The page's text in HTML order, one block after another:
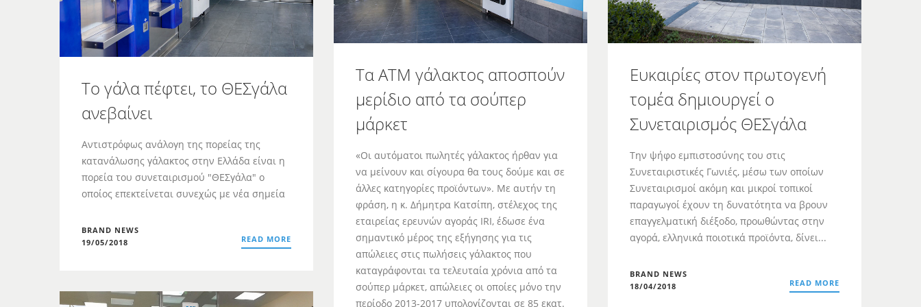
To γάλα πέφτει, το ΘΕΣγάλα
ανεβαίνει
Αντιστρόφως ανάλογη της πορείας της
κατανάλωσης γάλακτος στην Ελλάδα είναι η
πορεία του συνεταιρισμού "ΘΕΣγάλα" ο
οποίος επεκτείνεται συνεχώς με νέα σημεία
BRAND NEWS
19/05/2018
READ MORE
Τα ΑΤΜ γάλακτος αποσπούν
μερίδιο από τα σούπερ
μάρκετ
«Οι αυτόματοι πωλητές γάλακτος ήρθαν για
να μείνουν και σίγουρα θα τους δούμε και σε
άλλες κατηγορίες προϊόντων». Με αυτήν τη
φράση, η κ. Δήμητρα Κατσίπη, στέλεχος της
εταιρείας ερευνών αγοράς IRI, έδωσε ένα
σημαντικό μέρος της εξήγησης για τις
απώλειες στις πωλήσεις γάλακτος που
καταγράφονται τα τελευταία χρόνια από τα
σούπερ μάρκετ, απώλειες οι οποίες μόνο την
περίοδο 2013-2017 υπολογίζονται σε 85 εκατ.
Ευκαιρίες στον πρωτογενή
τομέα δημιουργεί ο
Συνεταιρισμός ΘΕΣγάλα
Την ψήφο εμπιστοσύνης του στις
Συνεταιριστικές Γωνιές, μέσω των οποίων
Συνεταιρισμοί ακόμη και μικροί τοπικοί
παραγωγοί έχουν τη δυνατότητα να βρουν
επαγγελματική διέξοδο, προωθώντας στην
αγορά, ελληνικά ποιοτικά προϊόντα, δίνει...
BRAND NEWS
18/04/2018
READ MORE